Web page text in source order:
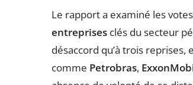
Le rapport a examiné les
entreprises clés du secteur
désaccord qu’à trois
comme Petrobras,